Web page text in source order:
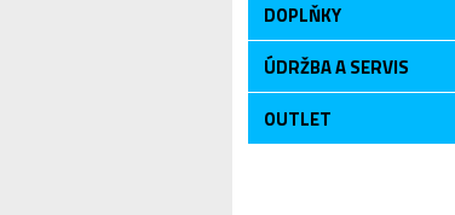
DOPLŇKY
ÚDRŽBA A SERVIS
OUTLET